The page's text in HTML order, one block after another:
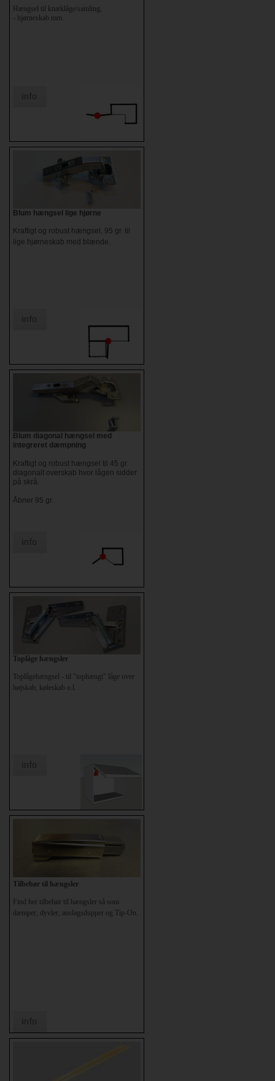
Hængsel til knæklåge/samling,
- hjørneskab mm.
Blum hængsel lige hjørne
Kraftigt og robust hængsel, 95 gr. til
lige hjørneskab med blænde.
Blum diagonal hængsel med
integreret dæmpning
Kraftigt og robust hængsel til 45 gr.
diagonalt overskab hvor lågen sidder
på skrå.
Åbner 95 gr.
Toplåge hængsler
Toplågehængsel - til "tophængt" låge over
højskab, køleskab o.l.
Tilbehør til hængsler
Find her tilbehør til hængsler så som
dæmper, dyvler, anslagsdupper og Tip-On.